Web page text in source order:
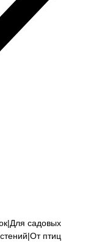
садовых
птиц